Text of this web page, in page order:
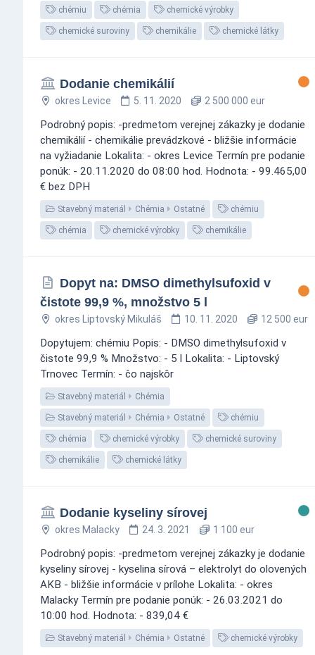
chémiu chémia chemické výrobky
chemické suroviny chemikálie chemické látky
Dodanie chemikálií
okres Levice 5. 11. 2020 2 500 000 eur
Podrobný popis: -predmetom verejnej zákazky je dodanie
chemikálií - chemikálie prevádzkové - bližšie informácie
na vyžiadanie Lokalita: - okres Levice Termín pre podanie
ponúk: - 20.11.2020 do 08:00 hod. Hodnota: - 99.465,00
€ bez DPH
Stavebný materiál Chémia Ostatné chémiu
chémia chemické výrobky chemikálie
Dopyt na: DMSO dimethylsufoxid v
čistote 99,9 %, množstvo 5 l
okres Liptovský Mikuláš 10. 11. 2020 12 500 eur
Dopytujem: chémiu Popis: - DMSO dimethylsufoxid v
čistote 99,9 % Množstvo: - 5 l Lokalita: - Liptovský
Trnovec Termín: - čo najskôr
Stavebný materiál Chémia
Stavebný materiál Chémia Ostatné chémiu
chémia chemické výrobky chemické suroviny
chemikálie chemické látky
Dodanie kyseliny sírovej
okres Malacky 24. 3. 2021 1 100 eur
Podrobný popis: -predmetom verejnej zákazky je dodanie
kyseliny sírovej - kyselina sírová – elektrolyt do olovených
AKB - bližšie informácie v prílohe Lokalita: - okres
Malacky Termín pre podanie ponúk: - 26.03.2021 do
10:00 hod. Hodnota: - 839,04 €
Stavebný materiál Chémia Ostatné chemické výrobky